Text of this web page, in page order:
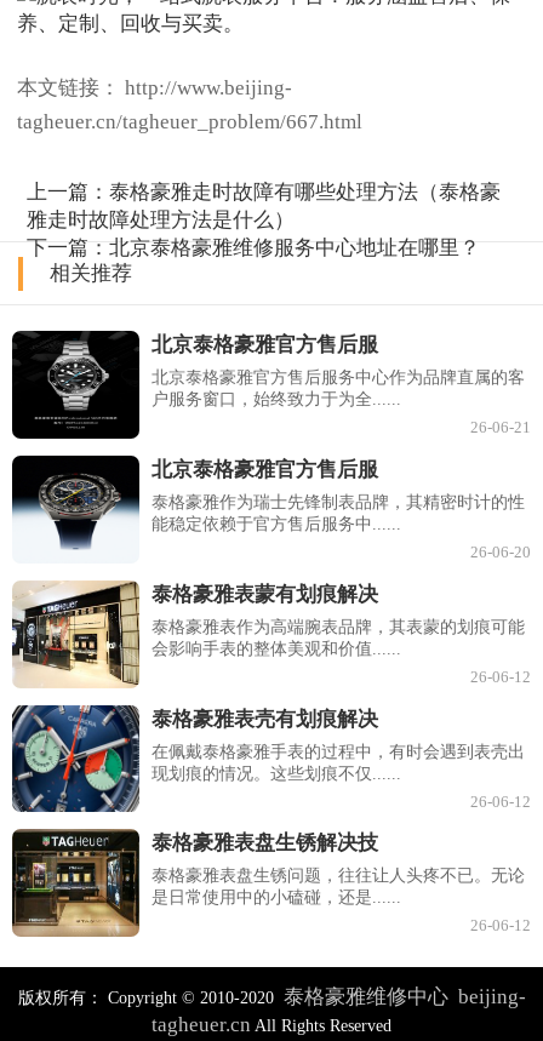
本文链接： http://www.beijing-
tagheuer.cn/tagheuer_problem/667.html
上一篇：泰格豪雅走时故障有哪些处理方法（泰格豪
雅走时故障处理方法是什么）
下一篇：北京泰格豪雅维修服务中心地址在哪里？
相关推荐
北京泰格豪雅官方售后服
北京泰格豪雅官方售后服务中心作为品牌直属的客
户服务窗口，始终致力于为全......
26-06-21
北京泰格豪雅官方售后服
泰格豪雅作为瑞士先锋制表品牌，其精密时计的性
能稳定依赖于官方售后服务中......
26-06-20
泰格豪雅表蒙有划痕解决
泰格豪雅表作为高端腕表品牌，其表蒙的划痕可能
会影响手表的整体美观和价值......
26-06-12
泰格豪雅表壳有划痕解决
在佩戴泰格豪雅手表的过程中，有时会遇到表壳出
现划痕的情况。这些划痕不仅......
26-06-12
泰格豪雅表盘生锈解决技
泰格豪雅表盘生锈问题，往往让人头疼不已。无论
是日常使用中的小磕碰，还是......
26-06-12
版权所有： Copyright © 2010-2020 泰格豪雅维修中心 beijing-
tagheuer.cn All Rights Reserved